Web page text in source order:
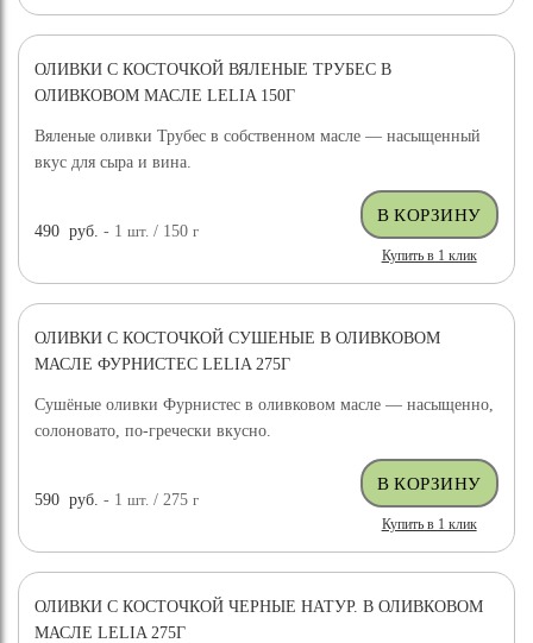
ОЛИВКИ С КОСТОЧКОЙ ВЯЛЕНЫЕ ТРУБЕС В
ОЛИВКОВОМ МАСЛЕ LELIA 150Г
Вяленые оливки Трубес в собственном масле — насыщенный
вкус для сыра и вина.
490 руб. - 1шт. / 150г
Купить в 1 клик
ОЛИВКИ С КОСТОЧКОЙ СУШЕНЫЕ В ОЛИВКОВОМ
МАСЛЕ ФУРНИСТЕС LELIA 275Г
Сушёные оливки Фурнистес в оливковом масле — насыщенно,
солоновато, по-гречески вкусно.
590 руб. - 1шт. / 275г
Купить в 1 клик
ОЛИВКИ С КОСТОЧКОЙ ЧЕРНЫЕ НАТУР. В ОЛИВКОВОМ
МАСЛЕ LELIA 275Г